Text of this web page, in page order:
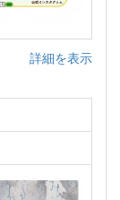
詳細を表示